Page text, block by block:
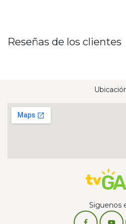
Reseñas de los clientes
Siguenos